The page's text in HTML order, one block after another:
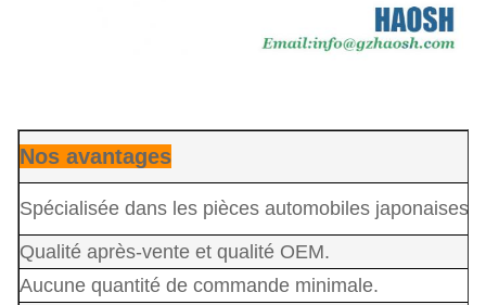
Nos avantages
Spécialisée dans les pièces automobiles japonaises.
Qualité après-vente et qualité OEM.
Aucune quantité de commande minimale.